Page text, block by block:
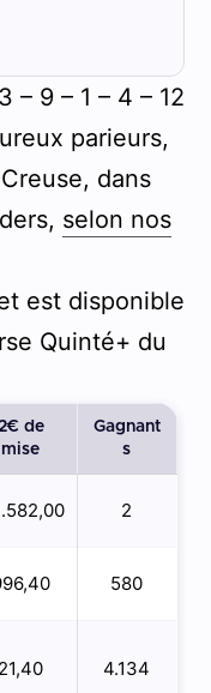
– 9 – 1 – 4 – 12
parieurs,
dans
selon nos
est disponible
Quinté+ du
de
mise
Gagnant
s
2
580
21,40 4.134